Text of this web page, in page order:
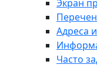
Экран
Адреса
Часто